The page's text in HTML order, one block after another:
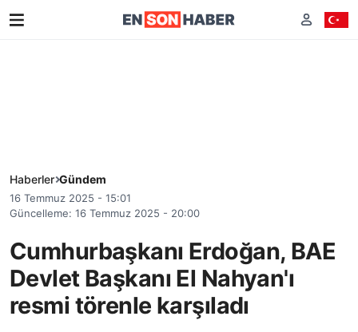
Haberler Gündem
16 Temmuz 2025 - 15:01
Güncelleme: 16 Temmuz 2025 - 20:00
Cumhurbaşkanı Erdoğan, BAE
Devlet Başkanı El Nahyan'ı
resmi törenle karşıladı